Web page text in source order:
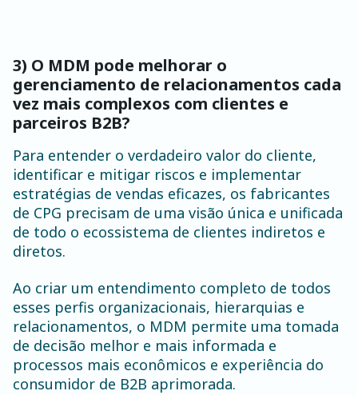
3) O MDM pode melhorar o
gerenciamento de relacionamentos cada
vez mais complexos com clientes e
parceiros B2B?
Para entender o verdadeiro valor do cliente,
identificar e mitigar riscos e implementar
estratégias de vendas eficazes, os fabricantes
de CPG precisam de uma visão única e unificada
de todo o ecossistema de clientes indiretos e
diretos.
Ao criar um entendimento completo de todos
esses perfis organizacionais, hierarquias e
relacionamentos, o MDM permite uma tomada
de decisão melhor e mais informada e
processos mais econômicos e experiência do
consumidor de B2B aprimorada.